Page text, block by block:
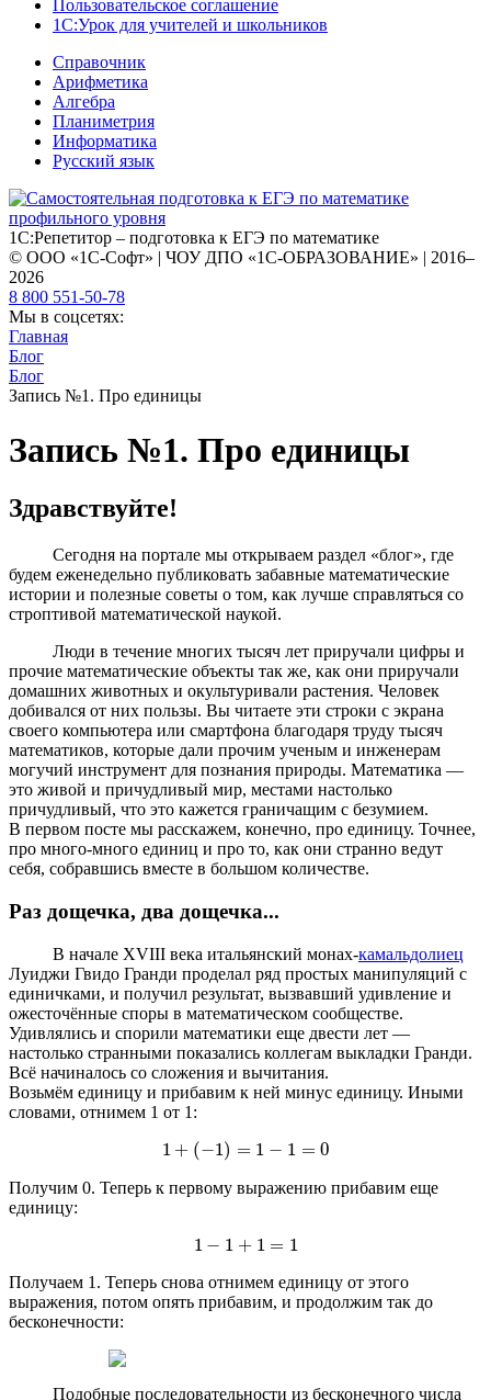
Пользовательское соглашение
1С:Урок для учителей и школьников
Справочник
Арифметика
Алгебра
Планиметрия
Информатика
Русский язык
1С:Репетитор – подготовка к ЕГЭ по математике
© ООО «1С-Софт» | ЧОУ ДПО «1С-ОБРАЗОВАНИЕ» | 2016–
2026
8 800 551-50-78
Мы в соцсетях:
Главная
Блог
Блог
Запись №1. Про единицы
Запись №1. Про единицы
Здравствуйте!
Сегодня на портале мы открываем раздел «блог», где
будем еженедельно публиковать забавные математические
истории и полезные советы о том, как лучше справляться со
строптивой математической наукой.
Люди в течение многих тысяч лет приручали цифры и
прочие математические объекты так же, как они приручали
домашних животных и окультуривали растения. Человек
добивался от них пользы. Вы читаете эти строки с экрана
своего компьютера или смартфона благодаря труду тысяч
математиков, которые дали прочим ученым и инженерам
могучий инструмент для познания природы. Математика —
это живой и причудливый мир, местами настолько
причудливый, что это кажется граничащим с безумием.
В первом посте мы расскажем, конечно, про единицу. Точнее,
про много-много единиц и про то, как они странно ведут
себя, собравшись вместе в большом количестве.
Раз дощечка, два дощечка...
В начале XVIII века итальянский монах-камальдолиец
Луиджи Гвидо Гранди проделал ряд простых манипуляций с
единичками, и получил результат, вызвавший удивление и
ожесточённые споры в математическом сообществе.
Удивлялись и спорили математики еще двести лет —
настолько странными показались коллегам выкладки Гранди.
Всё начиналось со сложения и вычитания.
Возьмём единицу и прибавим к ней минус единицу. Иными
словами, отнимем 1 от 1:
1 + (−1) = 1 − 1 = 0
1+-1 =1 -1 =0
Получим 0. Теперь к первому выражению прибавим еще
единицу:
1 − 1 + 1 = 1
1 -1 +1 = 1
Получаем 1. Теперь снова отнимем единицу от этого
выражения, потом опять прибавим, и продолжим так до
бесконечности:
Подобные последовательности из бесконечного числа
С рядом связаны две числовые последовательности:
последовательность частичных сумм
s = ∑
i=1
ai
sn=∑i=1n ai
r = a
rn=∑i=n+1∞ ai